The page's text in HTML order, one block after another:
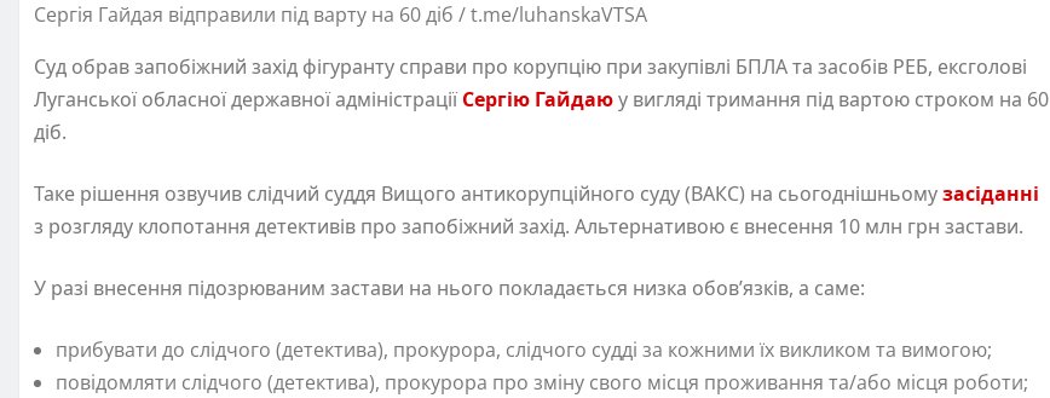
Сергія Гайдая відправили під варту на 60 діб / t.me/luhanskaVTSA
Суд обрав запобіжний захід фігуранту справи про корупцію при закупівлі БПЛА та засобів РЕБ, ексголові
Луганської обласної державної адміністрації Сергію Гайдаюу вигляді тримання під вартою строком на 60
діб.
Таке рішення озвучив слідчий суддя Вищого антикорупційного суду (ВАКС) на сьогоднішньомузасіданні
з розгляду клопотання детективів про запобіжний захід. Альтернативою є внесення 10 млн грн застави.
У разі внесення підозрюваним застави на нього покладається низка обов’язків, а саме:
прибувати до слідчого (детектива), прокурора, слідчого судді за кожними їх викликом та вимогою;
повідомляти слідчого (детектива), прокурора про зміну свого місця проживання та/або місця роботи;